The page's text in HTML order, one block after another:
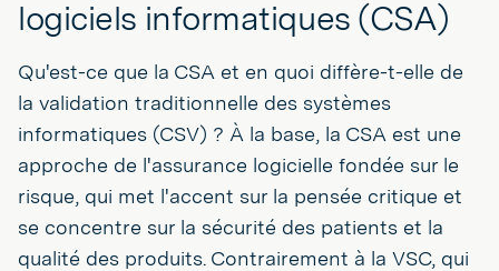
logiciels informatiques (CSA)
Qu'est-ce que la CSA et en quoi diffère-t-elle de
la validation traditionnelle des systèmes
informatiques (CSV) ? À la base, la CSA est une
approche de l'assurance logicielle fondée sur le
risque, qui met l'accent sur la pensée critique et
se concentre sur la sécurité des patients et la
qualité des produits. Contrairement à la VSC, qui